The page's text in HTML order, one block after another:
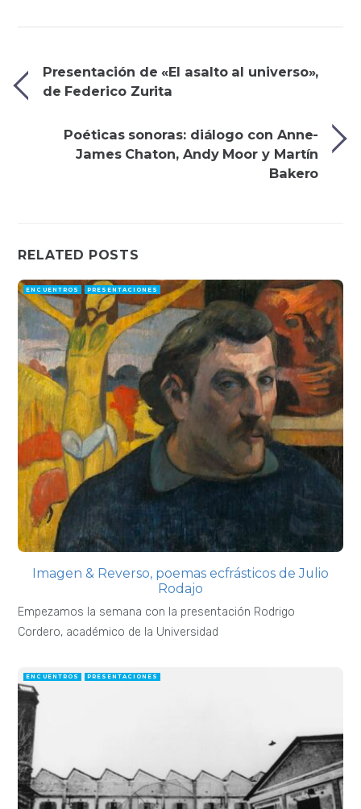
Presentación de «El asalto al universo»,
de Federico Zurita
Poéticas sonoras: diálogo con Anne-
James Chaton, Andy Moor y Martín
Bakero
RELATED POSTS
ENCUENTROS PRESENTACIONES
Imagen & Reverso, poemas ecfrásticos de Julio
Rodajo
Empezamos la semana con la presentación Rodrigo
Cordero, académico de la Universidad
ENCUENTROS PRESENTACIONES